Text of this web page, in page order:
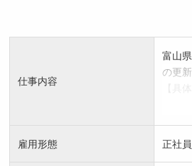
仕事内容
富山
の更
・客
類作
・施
雇用形態 正社員